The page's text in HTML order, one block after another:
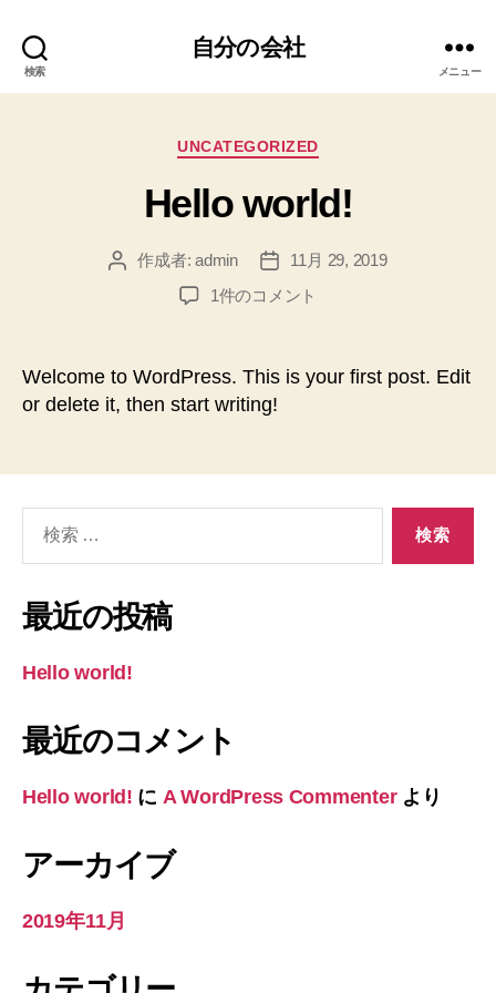
検索
自分の会社
メニュー
カ
ゴ
リ
UNCATEGORIZED
Hello world!
投
作成者:admin
投
稿
11月 29, 2019
Hello
1件のコメント
Welcome to WordPress. This is your first post. Edit
or delete it, then start writing!
象:
最近の投稿
Hello world!
最近のコメント
Hello world! に A WordPress Commenterより
アーカイブ
2019年11月